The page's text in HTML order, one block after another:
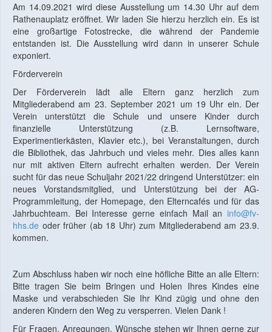
Am 14.09.2021 wird diese Ausstellung um 14.30 Uhr auf dem
Rathenauplatz eröffnet. Wir laden Sie hierzu herzlich ein. Es ist
eine großartige Fotostrecke, die während der Pandemie
entstanden ist. Die Ausstellung wird dann in unserer Schule
exponiert.
Förderverein
Der Förderverein lädt alle Eltern ganz herzlich zum
Mitgliederabend am 23. September 2021 um 19 Uhr ein. Der
Verein unterstützt die Schule und unsere Kinder durch
finanzielle Unterstützung (z.B. Lernsoftware,
Experimentierkästen, Klavier etc.), bei Veranstaltungen, durch
die Bibliothek, das Jahrbuch und vieles mehr. Dies alles kann
nur mit aktiven Eltern aufrecht erhalten werden. Der Verein
sucht für das neue Schuljahr 2021/22 dringend Unterstützer: ein
neues Vorstandsmitglied, und Unterstützung bei der AG-
Programmleitung, der Homepage, den Elterncafés und für das
Jahrbuchteam. Bei Interesse gerne einfach Mail an info@fv-
hhs.de oder früher (ab 18 Uhr) zum Mitgliederabend am 23.9.
kommen.
Zum Abschluss haben wir noch eine höfliche Bitte an alle Eltern:
Bitte tragen Sie beim Bringen und Holen Ihres Kindes eine
Maske und verabschieden Sie Ihr Kind zügig und ohne den
anderen Kindern den Weg zu versperren. Vielen Dank !
Für Fragen, Anregungen, Wünsche stehen wir Ihnen gerne zur